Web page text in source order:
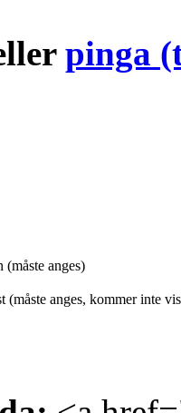
pinga
(måste anges)
(måste anges, kommer inte